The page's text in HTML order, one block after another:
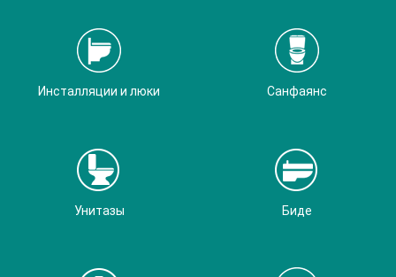
Инсталляции и люки Санфаянс
Унитазы Биде